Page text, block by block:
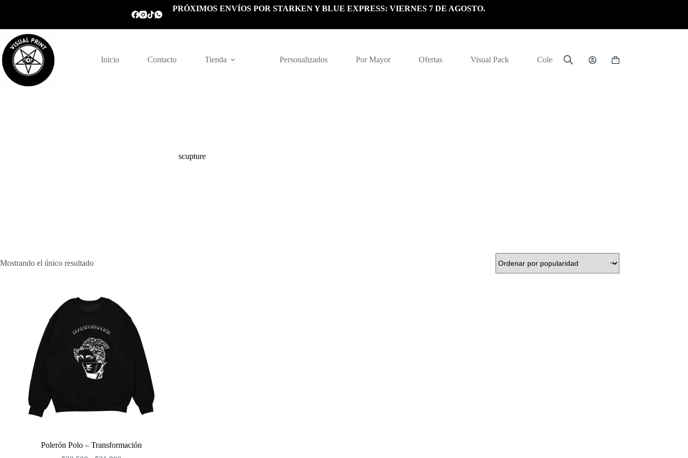
PRÓXIMOS ENVÍOS POR STARKEN Y BLUE EXPRESS: VIERNES 7 DE AGOSTO.
Inicio Contacto Tienda Personalizados Por Mayor Ofertas Visual Pack Colección
Carrito
scupture
Mostrando el único resultado
Polerón Polo – Transformación